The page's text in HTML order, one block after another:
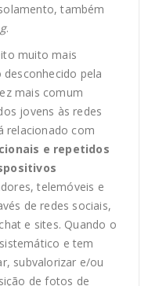
também
.
muito mais
pela
mais comum
jovens às redes
relacionado com
e repetidos
telemóveis e
de redes sociais,
e sites. Quando o
e tem
subvalorizar e/ou
de fotos de